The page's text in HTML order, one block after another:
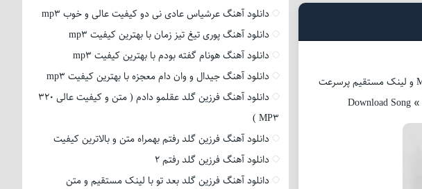
Download Song «
دانلود آهنگ عرشیاس عادی نی دو کیفیت عالی و خوب mp3
دانلود آهنگ پوری تیغ تیز زمان با بهترین کیفیت mp3
دانلود آهنگ هونام گفته بودم با بهترین کیفیت mp3
دانلود آهنگ جیدال و وان دام معجزه با بهترین کیفیت mp3
دانلود آهنگ فرزین گلد عقلمو دادم ( متن و کیفیت عالی 320
MP3 )
دانلود آهنگ فرزین گلد رفتم بهمراه متن و بالاترین کیفیت
دانلود آهنگ فرزین گلد رفتم 2
دانلود آهنگ فرزین گلد بعد تو با لینک مستقیم و متن